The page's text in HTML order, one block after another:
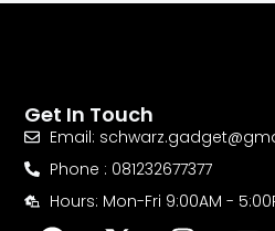
Get In Touch
Email:
Phone : 081232677377
Hours: Mon-Fri 9:00AM -